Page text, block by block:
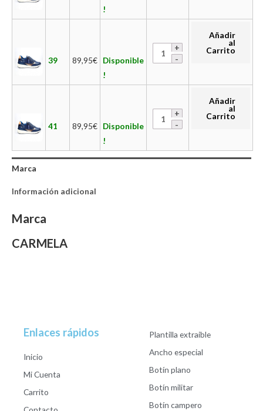
!
39 89,95€ Disponible
!
Añadir
al
Carrito
41 89,95€ Disponible
!
Añadir
al
Carrito
Marca
Información adicional
Marca
CARMELA
Enlaces rápidos
Inicio
Mi Cuenta
Carrito
Plantilla extraible
Ancho especial
Botín plano
Botín militar
Botín campero